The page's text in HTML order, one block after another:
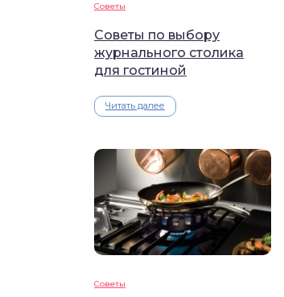
Советы
Советы по выбору
журнального столика
для гостиной
Читать далее
Советы